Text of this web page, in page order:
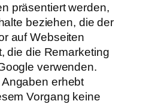
präsentiert werden,
beziehen, die der
auf Webseiten
die die Remarketing
verwenden.
erhebt
Vorgang keine